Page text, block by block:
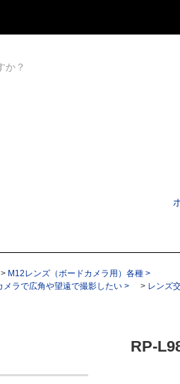
> M12レンズ（ボードカメラ用）各種 >
メラで広角や望遠で撮影したい > > レンズ
RP-